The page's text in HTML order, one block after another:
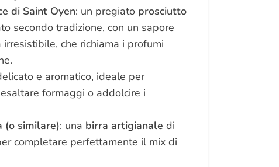
di Saint Oyen: un pregiato prosciutto
secondo tradizione, con un sapore
che richiama i profumi
e aromatico, ideale per
formaggi o addolcire i
(o similare): una birra artigianale di
completare perfettamente il mix di